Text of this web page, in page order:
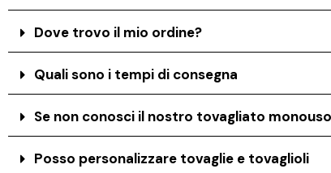
Dove trovo il mio ordine?
Quali sono i tempi di consegna
Se non conosci il nostro tovagliato
Posso personalizzare tovaglie e tovaglioli